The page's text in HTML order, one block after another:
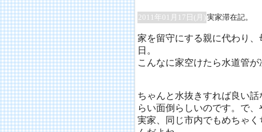
2011年01月17日(月)実家滞在記。
家を留守にする親に代わり
日。
こんなに家空けたら水道管
ちゃんと水抜きすれば良い
らい面倒らしいのです。で
実家、同じ市内でもめちゃ